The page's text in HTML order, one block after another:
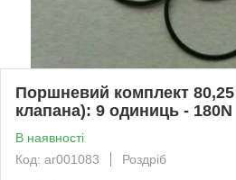
Поршневий комплект
клапана): 9 одиниць - 180N
В наявності
Код: ar001083
Роздріб